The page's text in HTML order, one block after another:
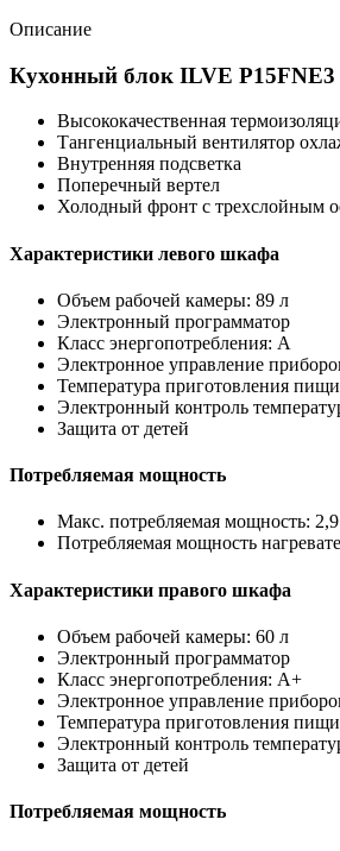
Описание
Кухонный блок ILVE P15FNE3
Высококачественная
Тангенциальный вентилятор
Внутренняя подсветка
Поперечный вертел
Холодный фронт с трехслойным
Характеристики левого шкафа
Объем рабочей камеры: 89 л
Электронный программатор
Класс энергопотребления: A
Электронное управление
Температура приготовления
Электронный контроль
Защита от детей
Потребляемая мощность
Макс. потребляемая мощность:
Потребляемая мощность
Характеристики правого шкафа
Объем рабочей камеры: 60 л
Электронный программатор
Класс энергопотребления: A+
Электронное управление
Температура приготовления
Электронный контроль
Защита от детей
Потребляемая мощность